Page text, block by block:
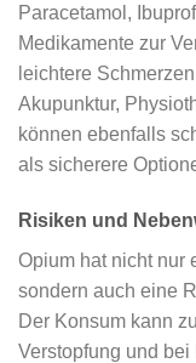
Paracetamol,
Medikamente zur
leichtere
Akupunktur,
können ebenfalls
als sicherere
Risiken und
Opium hat nicht nur
sondern auch eine
Der Konsum kann
Verstopfung und